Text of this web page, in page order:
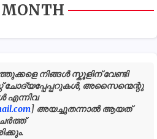
നിങ്ങൾ സ്കൂളിന് വേണ്ടി
ചോദ്യപ്പേപ്പറുകൾ, അസൈന്മെന്റു
എന്നിവ
] അയച്ചുതന്നാൽ ആയത്